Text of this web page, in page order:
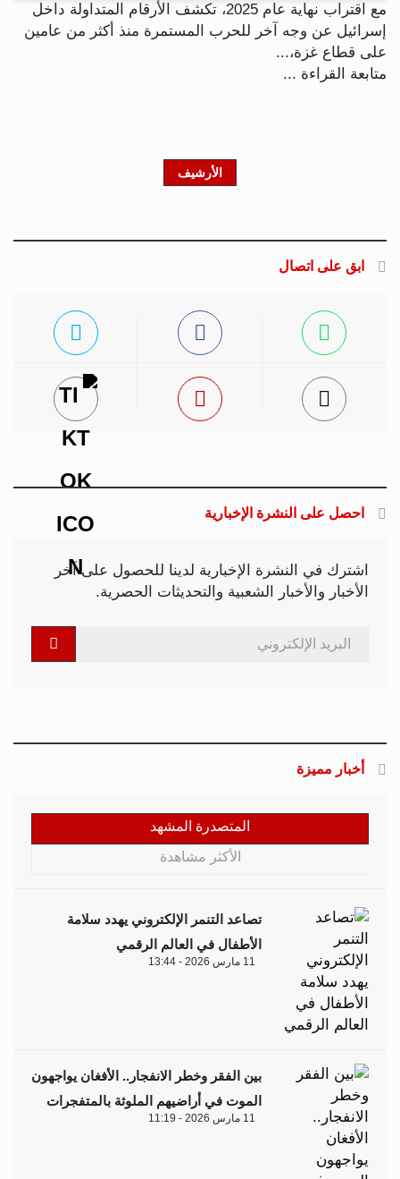
مع اقتراب نهاية عام 2025، تكشف الأرقام المتداولة داخل
إسرائيل عن وجه آخر للحرب المستمرة منذ أكثر من عامين
على قطاع غزة،...
متابعة القراءة ...
الأرشيف
ابق على اتصال
احصل على النشرة الإخبارية
اشترك في النشرة الإخبارية لدينا للحصول على آخر
الأخبار والأخبار الشعبية والتحديثات الحصرية.
أخبار مميزة
المتصدرة المشهد
الأكثر مشاهدة
تصاعد التنمر الإلكتروني يهدد سلامة
الأطفال في العالم الرقمي
11 مارس 2026 - 13:44
بين الفقر وخطر الانفجار.. الأفغان يواجهون
الموت في أراضيهم الملوثة بالمتفجرات
11 مارس 2026 - 11:19